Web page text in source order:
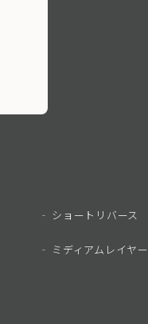
ショートリバース
ミディアムレイヤー